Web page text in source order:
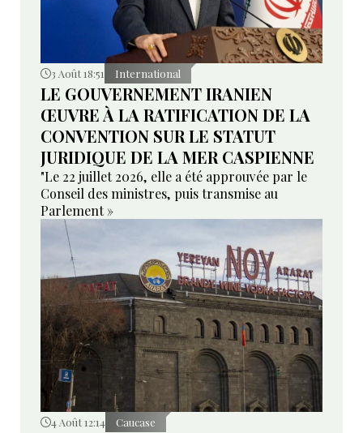
3 Août 18:51 International
LE GOUVERNEMENT IRANIEN
ŒUVRE À LA RATIFICATION DE LA
CONVENTION SUR LE STATUT
JURIDIQUE DE LA MER CASPIENNE
"Le 22 juillet 2026, elle a été approuvée par le
Conseil des ministres, puis transmise au
Parlement »
4 Août 12:14 Caucase